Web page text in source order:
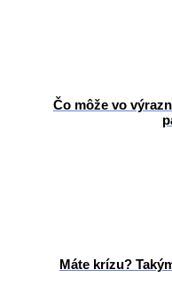
Čo môže vo
Máte krízu?